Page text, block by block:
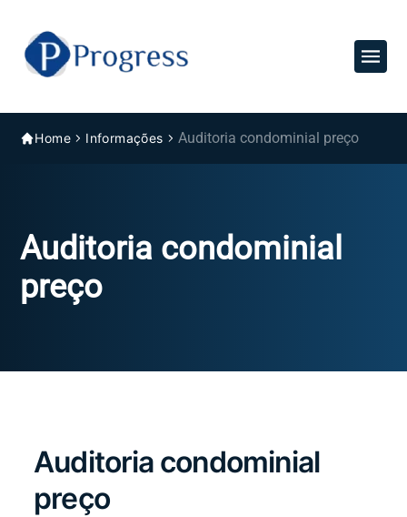
Home Informações Auditoria condominial preço
Auditoria condominial
preço
Auditoria condominial
preço